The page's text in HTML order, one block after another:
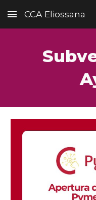
Skip to main content
CCA Eliossana